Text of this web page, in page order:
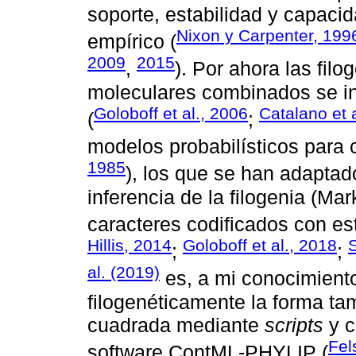
soporte, estabilidad y
empírico (Nixon y Carpenter,
2009, 2015). Por ahora las
moleculares combinados se
(Goloboff et al., 2006; Catalano et
modelos probabilísticos para
1985), los que se han
inferencia de la filogenia
caracteres codificados con
Hillis, 2014; Goloboff et al., 2018;
al. (2019) es, a mi
filogenéticamente la forma
cuadrada mediante scripts y